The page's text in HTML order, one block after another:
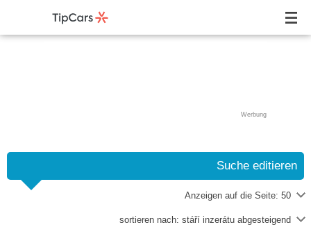
Werbung
Suche editieren
Anzeigen auf die Seite: 50
sortieren nach: stáří inzerátu abgesteigend